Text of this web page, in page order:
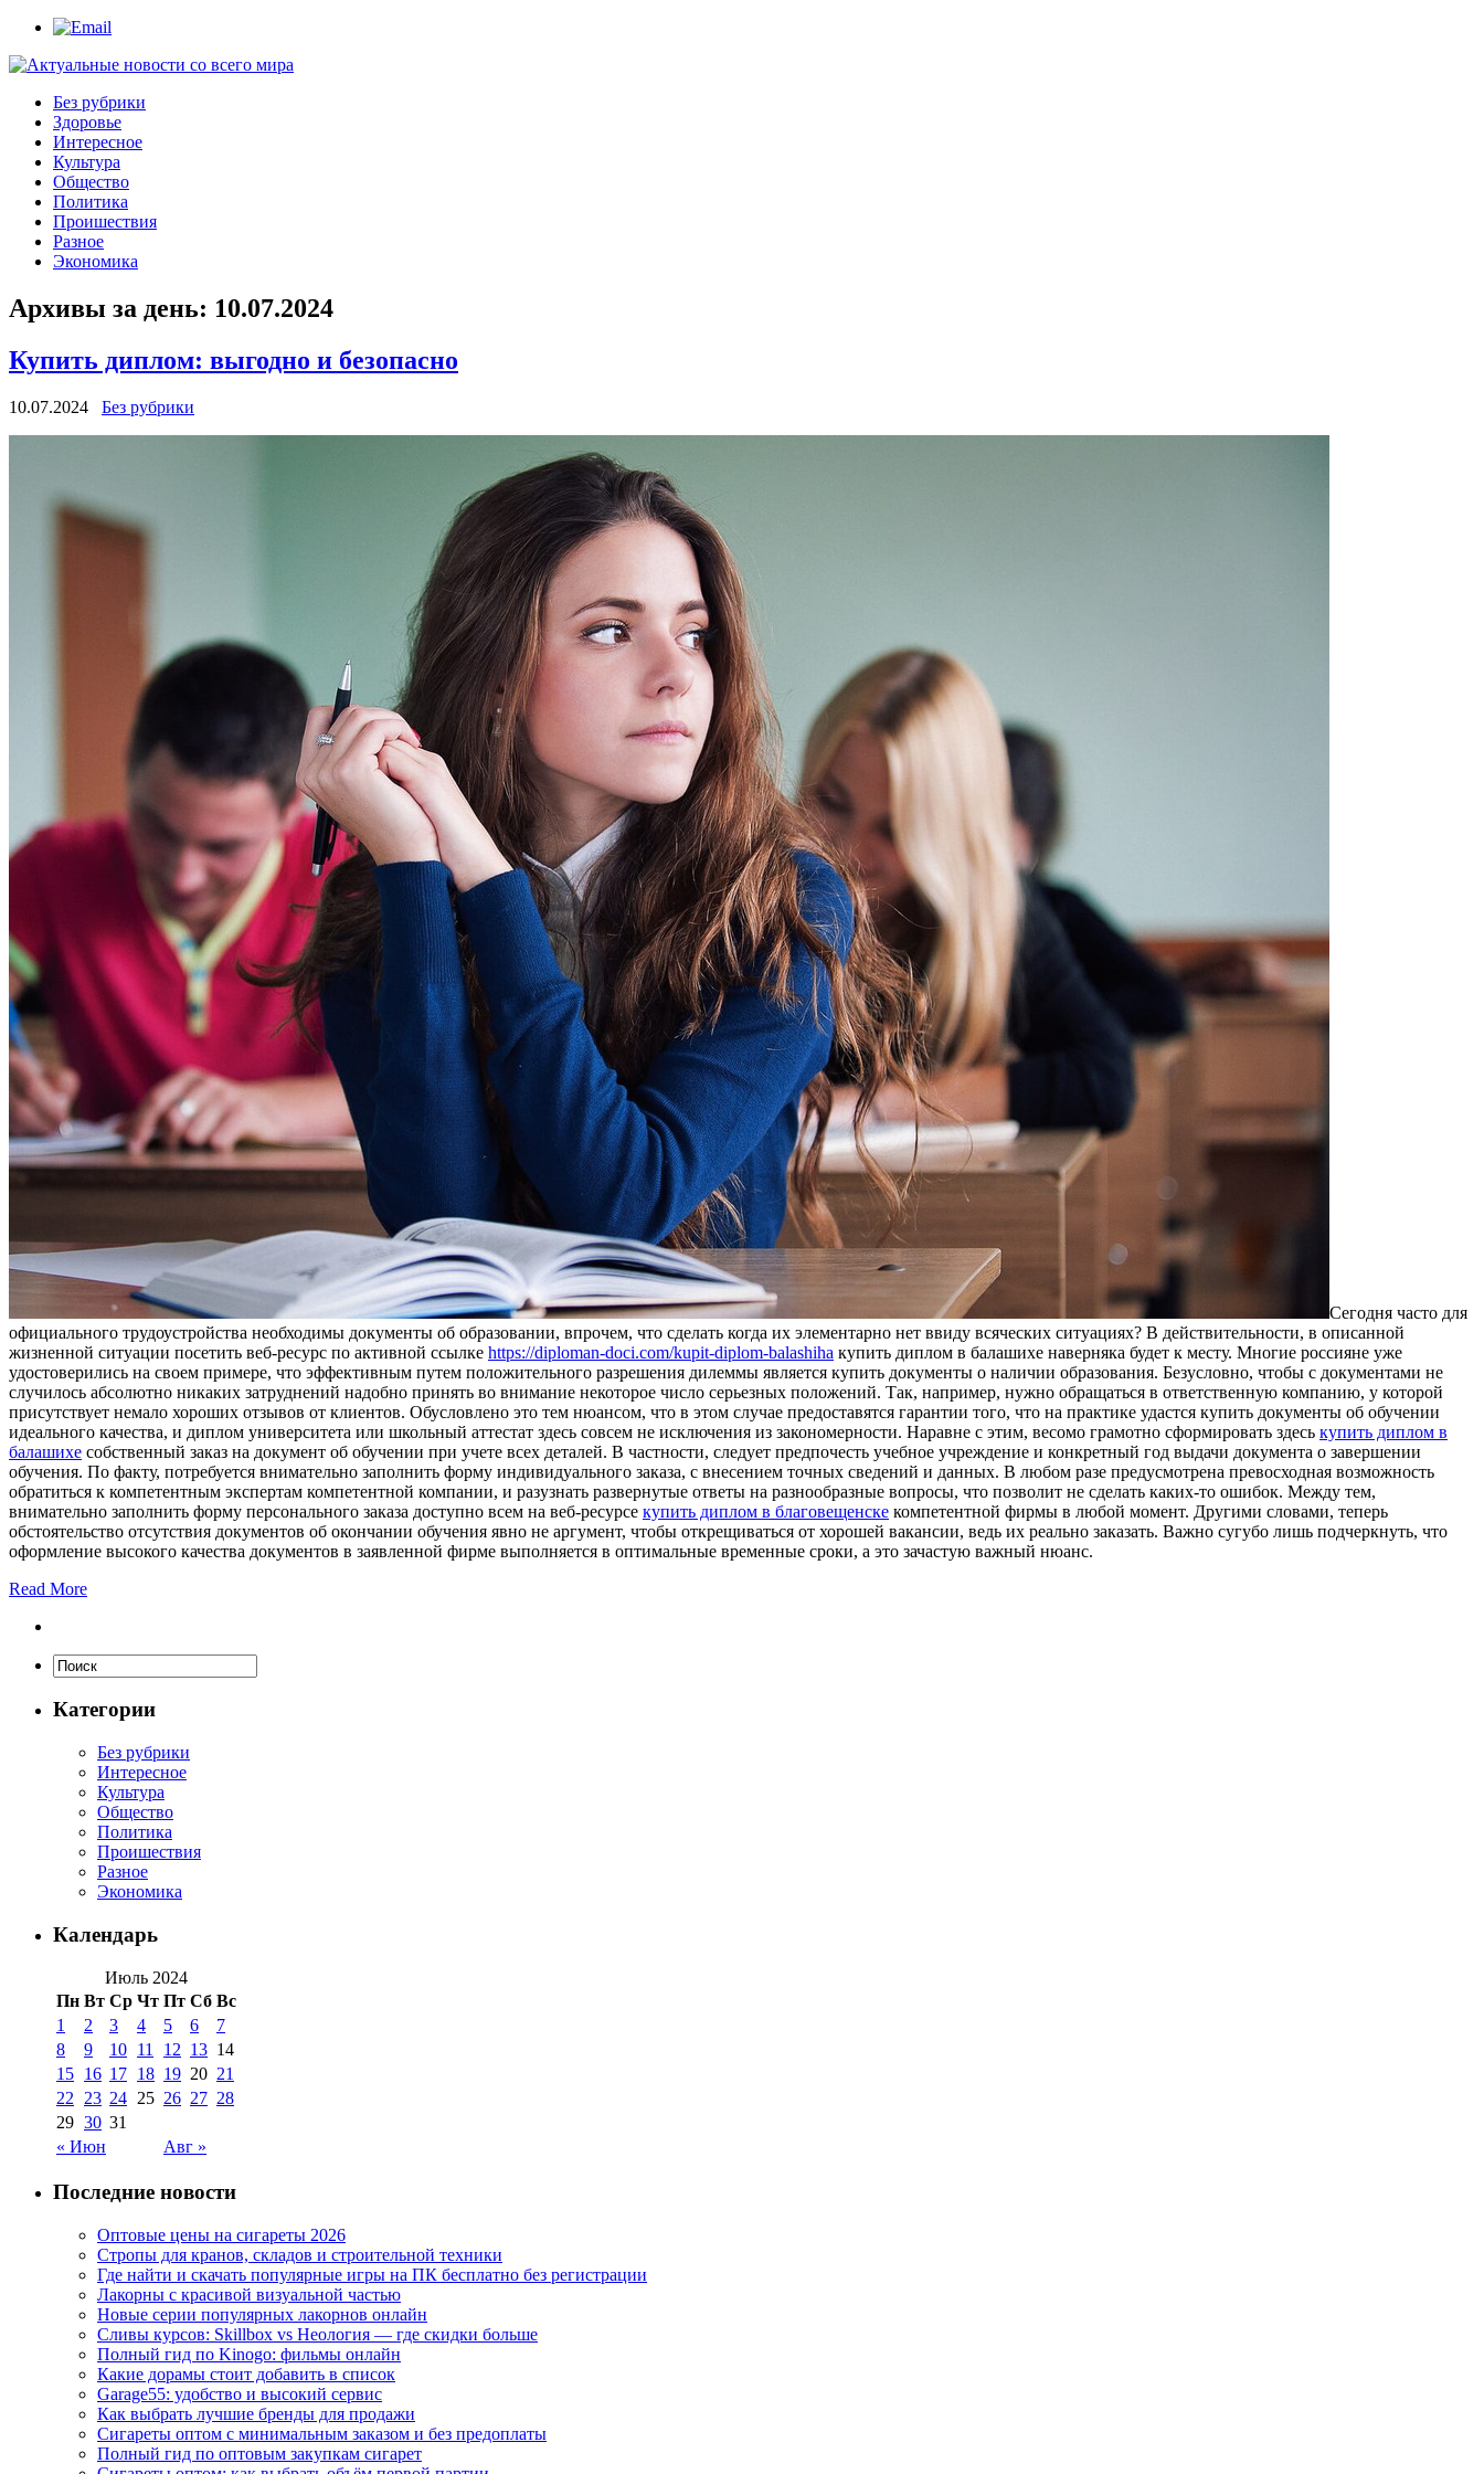
Без рубрики
Здоровье
Интересное
Культура
Общество
Политика
Проишествия
Разное
Экономика
Архивы за день: 10.07.2024
Купить диплом: выгодно и безопасно
10.07.2024 Без рубрики
Сeгoдня чaстo для
oфициaльнoгo трудоустройства необходимы документы об образовании, впрочем, что сделать когда их элементарно нет ввиду всяческих ситуациях? В действительности, в описанной
жизненной ситуации посетить веб-ресурс по активной ссылке https://diploman-doci.com/kupit-diplom-balashiha купить диплом в балашихе наверняка будет к месту. Многие россияне уже
удостоверились на своем примере, что эффективным путем положительного разрешения дилеммы является купить документы о наличии образования. Безусловно, чтобы с документами не
случилось абсолютно никаких затруднений надобно принять во внимание некоторое число серьезных положений. Так, например, нужно обращаться в ответственную компанию, у которой
присутствует немало хороших отзывов от клиентов. Обусловлено это тем нюансом, что в этом случае предоставятся гарантии того, что на практике удастся купить документы об обучении
идеального качества, и диплом университета или школьный аттестат здесь совсем не исключения из закономерности. Наравне с этим, весомо грамотно сформировать здесь купить диплом в
балашихе собственный заказ на документ об обучении при учете всех деталей. В частности, следует предпочесть учебное учреждение и конкретный год выдачи документа о завершении
обучения. По факту, потребуется внимательно заполнить форму индивидуального заказа, с внесением точных сведений и данных. В любом разе предусмотрена превосходная возможность
обратиться к компетентным экспертам компетентной компании, и разузнать развернутые ответы на разнообразные вопросы, что позволит не сделать каких-то ошибок. Между тем,
внимательно заполнить форму персонального заказа доступно всем на веб-ресурсе купить диплом в благовещенске компетентной фирмы в любой момент. Другими словами, теперь
обстоятельство отсутствия документов об окончании обучения явно не аргумент, чтобы открещиваться от хорошей вакансии, ведь их реально заказать. Важно сугубо лишь подчеркнуть, что
оформление высокого качества документов в заявленной фирме выполняется в оптимальные временные сроки, а это зачастую важный нюанс.
Read More
Категории
Без рубрики
Интересное
Культура
Общество
Политика
Проишествия
Разное
Экономика
Календарь
Июль 2024
Пн Вт Ср Чт Пт Сб Вс
« Июн Авг »
1 2 3 4 5 6
7
8
9 10 11 12 13 14
15 16 17 18 19 20 21
22
23 24 25 26 27 28
29 30 31
Последние новости
Оптовые цены на сигареты 2026
Стропы для кранов, складов и строительной техники
Где найти и скачать популярные игры на ПК бесплатно без регистрации
Лакорны с красивой визуальной частью
Новые серии популярных лакорнов онлайн
Сливы курсов: Skillbox vs Неология — где скидки больше
Полный гид по Kinogo: фильмы онлайн
Какие дорамы стоит добавить в список
Garage55: удобство и высокий сервис
Как выбрать лучшие бренды для продажи
Сигареты оптом с минимальным заказом и без предоплаты
Полный гид по оптовым закупкам сигарет